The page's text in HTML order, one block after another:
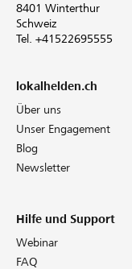
8401 Winterthur
Schweiz
Tel. +41522695555
lokalhelden.ch
Über uns
Unser Engagement
Blog
Newsletter
Hilfe und Support
Webinar
FAQ